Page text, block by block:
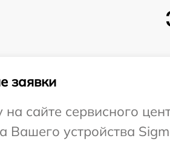
заявки
на сайте сервисного
Вашего устройства